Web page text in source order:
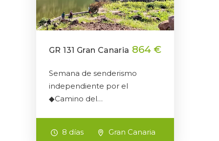
GR 131 Gran Canaria 864 €
Semana de senderismo
independiente por el
◆Camino del…
8 días Gran Canaria